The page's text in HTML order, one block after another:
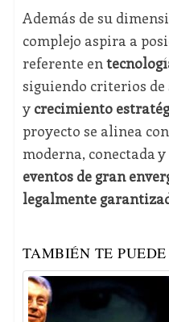
Además de su
complejo aspira a
referente en
siguiendo criterios de
y crecimiento
proyecto se alinea
moderna, conectada
eventos de gran
legalmente
TAMBIÉN TE